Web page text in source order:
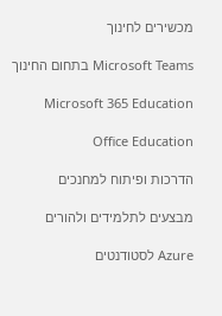
מכשירים לחינוך
Microsoft Teams בתחום החינוך
Microsoft 365 Education
Office Education
הדרכות ופיתוח למחנכים
מבצעים לתלמידים ולהורים
Azure לסטודנטים